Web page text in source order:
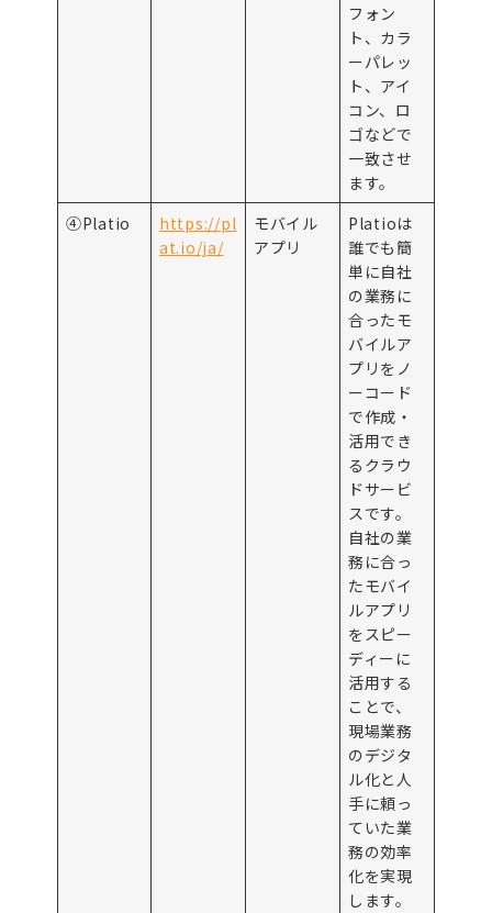
フォン
ト、カラ
ーパレッ
ト、アイ
コン、ロ
ゴなどで
一致させ
ます。
④Platio
https://pl
at.io/ja/
モバイル
アプリ
Platioは
誰でも簡
単に自社
の業務に
合ったモ
バイルア
プリをノ
ーコード
で作成・
活用でき
るクラウ
ドサービ
スです。
自社の業
務に合っ
たモバイ
ルアプリ
をスピー
ディーに
活用する
ことで、
現場業務
のデジタ
ル化と人
手に頼っ
ていた業
務の効率
化を実現
します。